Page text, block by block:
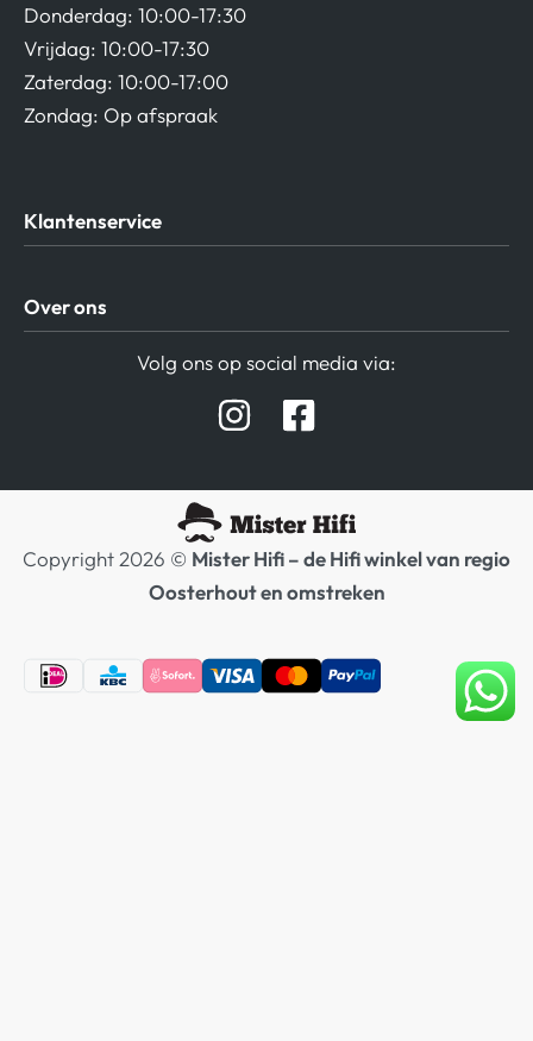
Donderdag: 10:00-17:30
Vrijdag: 10:00-17:30
Zaterdag: 10:00-17:00
Zondag: Op afspraak
Klantenservice
Privacy beleid
Verzending / Retour
Over ons
Hifi winkel Raamsdonksveer
Volg ons op social media via:
Copyright 2026 © Mister Hifi – de Hifi winkel van regio
Oosterhout en omstreken